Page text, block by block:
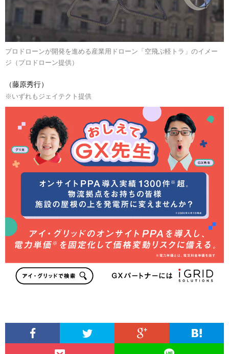
プロドローンが開発を進める産業用ドローン「空飛ぶ軽トラ」のイメー
ジ（プロドローン提供）
（藤原秀行）
※いずれもジェイテクト提供